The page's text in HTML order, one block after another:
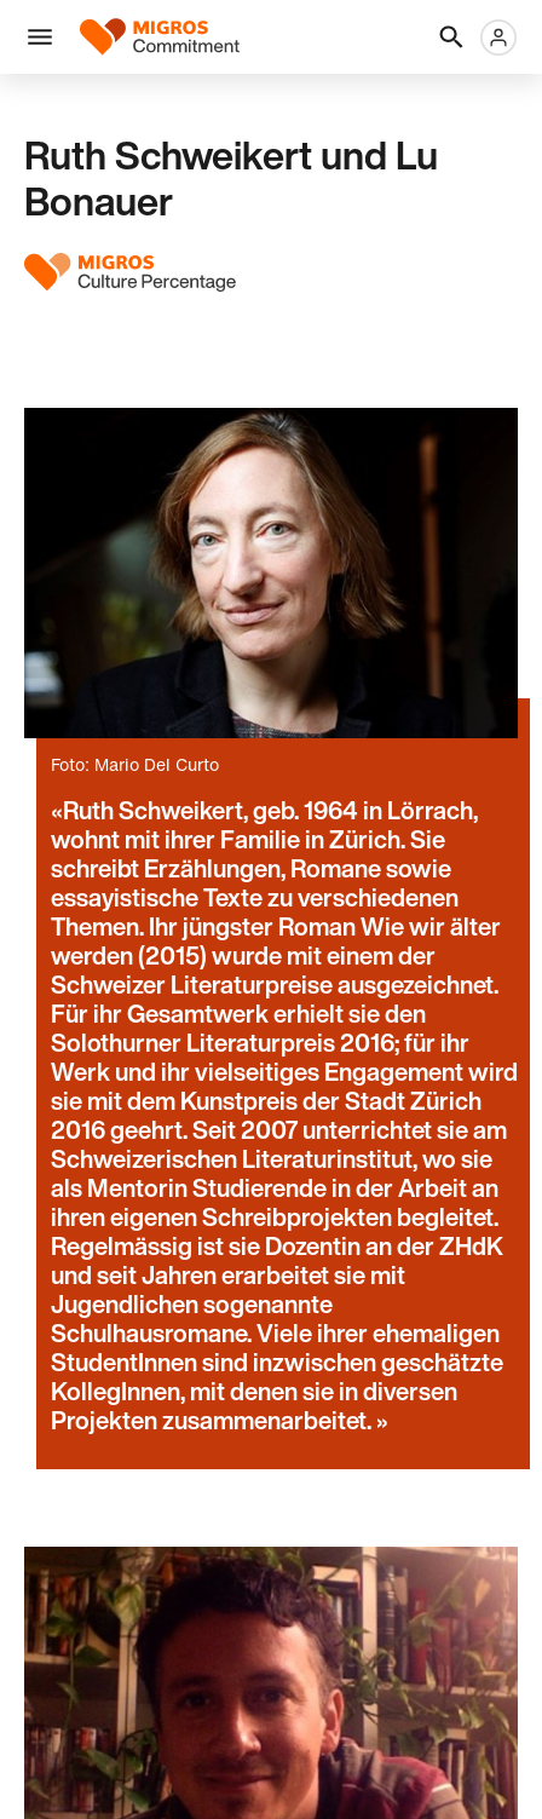
links
navigation
Men
Logo
Ruth Schweikert und Lu
Bonauer
Foto: Mario Del Curto
Ruth Schweikert, geb. 1964 in Lörrach,
wohnt mit ihrer Familie in Zürich. Sie
schreibt Erzählungen, Romane sowie
essayistische Texte zu verschiedenen
Themen. Ihr jüngster Roman Wie wir älter
werden (2015) wurde mit einem der
Schweizer Literaturpreise ausgezeichnet.
Für ihr Gesamtwerk erhielt sie den
Solothurner Literaturpreis 2016; für ihr
Werk und ihr vielseitiges Engagement wird
sie mit dem Kunstpreis der Stadt Zürich
2016 geehrt. Seit 2007 unterrichtet sie am
Schweizerischen Literaturinstitut, wo sie
als Mentorin Studierende in der Arbeit an
ihren eigenen Schreibprojekten begleitet.
Regelmässig ist sie Dozentin an der ZHdK
und seit Jahren erarbeitet sie mit
Jugendlichen sogenannte
Schulhausromane. Viele ihrer ehemaligen
StudentInnen sind inzwischen geschätzte
KollegInnen, mit denen sie in diversen
Projekten zusammenarbeitet.